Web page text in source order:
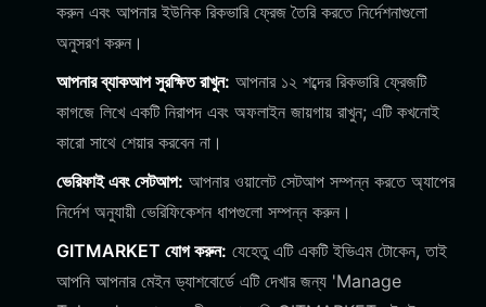
করুন এবং আপনার ইউনিক রিকভারি ফ্রেজ তৈরি করতে নির্দেশনাগুলো
অনুসরণ করুন।
আপনার ব্যাকআপ সুরক্ষিত রাখুন: আপনার ১২ শব্দের রিকভারি ফ্রেজটি
কাগজে লিখে একটি নিরাপদ এবং অফলাইন জায়গায় রাখুন; এটি কখনোই
কারো সাথে শেয়ার করবেন না।
ভেরিফাই এবং সেটআপ: আপনার ওয়ালেট সেটআপ সম্পন্ন করতে অ্যাপের
নির্দেশ অনুযায়ী ভেরিফিকেশন ধাপগুলো সম্পন্ন করুন।
GITMARKET যোগ করুন: যেহেতু এটি একটি ইভিএম টোকেন, তাই
আপনি আপনার মেইন ড্যাশবোর্ডে এটি দেখার জন্য 'Manage